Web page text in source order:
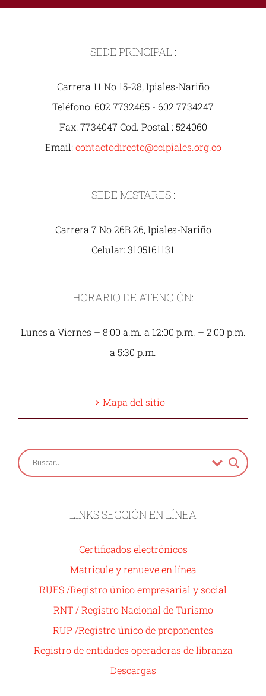
SEDE PRINCIPAL :
Carrera 11 No 15-28, Ipiales-Nariño
Teléfono: 602 7732465 - 602 7734247
Fax: 7734047 Cod. Postal : 524060
Email: contactodirecto@ccipiales.org.co
SEDE MISTARES :
Carrera 7 No 26B 26, Ipiales-Nariño
Celular: 3105161131
HORARIO DE ATENCIÓN:
Lunes a Viernes – 8:00 a.m. a 12:00 p.m. – 2:00 p.m.
a 5:30 p.m.
Mapa del sitio
LINKS SECCIÓN EN LÍNEA
Certificados electrónicos
Matricule y renueve en línea
RUES /Registro único empresarial y social
RNT / Registro Nacional de Turismo
RUP /Registro único de proponentes
Registro de entidades operadoras de libranza
Descargas